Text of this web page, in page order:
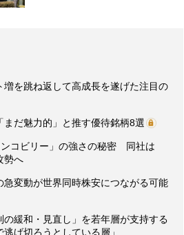
を跳ね返して高成長を遂げた注目の
だ魅力的」と推す優待銘柄8選
ンコビリー」の強さの秘密 同社は
勢へ
変動が世界同時株安につながる可能
の緩和・見直し」を若年層が支持する
げ切ろうとしている層」